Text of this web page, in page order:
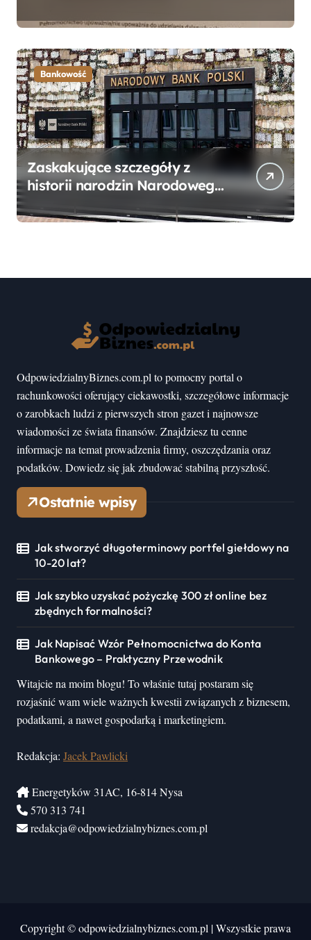
Przewodnik
Bankowość
Zaskakujące szczegóły z
historii narodzin Narodowego
mogłeś nie wiedzieć
OdpowiedzialnyBiznes.com.pl to pomocny portal o
rachunkowości oferujący ciekawostki, szczegółowe informacje
o zarobkach ludzi z pierwszych stron gazet i najnowsze
wiadomości ze świata finansów. Znajdziesz tu cenne
informacje na temat prowadzenia firmy, oszczędzania oraz
podatków. Dowiedz się jak zbudować stabilną przyszłość.
Ostatnie wpisy
Jak stworzyć długoterminowy portfel giełdowy na
10-20 lat?
Jak szybko uzyskać pożyczkę 300 zł online bez
zbędnych formalności?
Jak Napisać Wzór Pełnomocnictwa do Konta
Bankowego – Praktyczny Przewodnik
Witajcie na moim blogu! To właśnie tutaj postaram się
rozjaśnić wam wiele ważnych kwestii związanych z biznesem,
podatkami, a nawet gospodarką i marketingiem.
Redakcja: Jacek Pawlicki
Energetyków 31AC, 16-814 Nysa
570 313 741
redakcja@odpowiedzialnybiznes.com.pl
Copyright © odpowiedzialnybiznes.com.pl |Wszystkie prawa